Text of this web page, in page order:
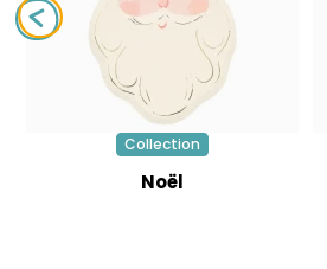
Collection
Noël